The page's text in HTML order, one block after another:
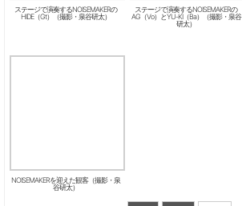
ステージで演奏するNOISEMAKERの
HIDE（Gt）（撮影・泉谷研太）
ステージで演奏するNOISEMAKERの
AG（Vo）とYU-KI（Ba）（撮影・泉谷
研太）
NOISEMAKERを迎えた観客（撮影・泉
谷研太）